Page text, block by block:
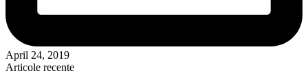
April 24, 2019
Articole recente